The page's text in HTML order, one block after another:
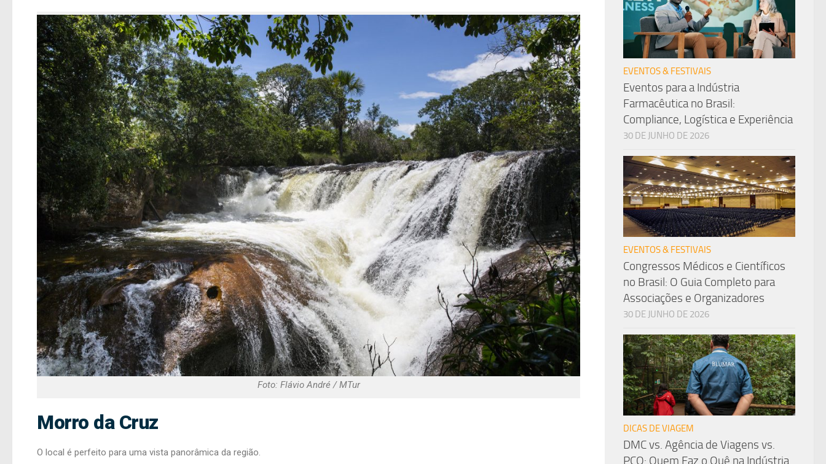
Foto: Flávio André / MTur
Morro da Cruz
O local é perfeito para uma vista panorâmica da região.
EVENTOS & FESTIVAIS
Eventos para a Indústria
Farmacêutica no Brasil:
Compliance, Logística e Experiência
30 DE JUNHO DE 2026
EVENTOS & FESTIVAIS
Congressos Médicos e Científicos
no Brasil: O Guia Completo para
Associações e Organizadores
30 DE JUNHO DE 2026
DICAS DE VIAGEM
DMC vs. Agência de Viagens vs.
PCO: Quem Faz o Quê na Indústria